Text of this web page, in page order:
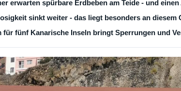
erwarten spürbare Erdbeben am Teide - und
sinkt weiter - das liegt besonders an diesem
für fünf Kanarische Inseln bringt Sperrungen und